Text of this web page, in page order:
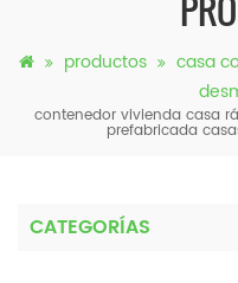
productos casa
contenedor vivienda casa
prefabricada
CATEGORÍAS